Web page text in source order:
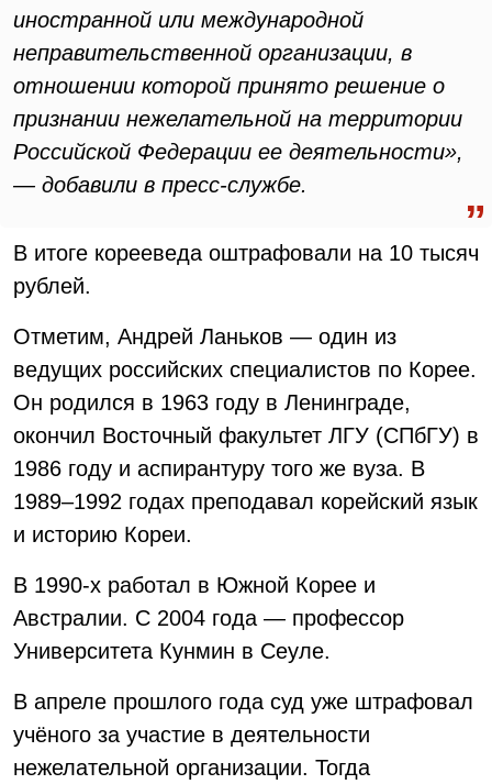
иностранной или международной
неправительственной организации, в
отношении которой принято решение о
признании нежелательной на территории
Российской Федерации ее деятельности»,
— добавили в пресс-службе.
В итоге корееведа оштрафовали на 10 тысяч
рублей.
Отметим, Андрей Ланьков — один из
ведущих российских специалистов по Корее.
Он родился в 1963 году в Ленинграде,
окончил Восточный факультет ЛГУ (СПбГУ) в
1986 году и аспирантуру того же вуза. В
1989–1992 годах преподавал корейский язык
и историю Кореи.
В 1990-х работал в Южной Корее и
Австралии. С 2004 года — профессор
Университета Кунмин в Сеуле.
В апреле прошлого года суд уже штрафовал
учёного за участие в деятельности
нежелательной организации. Тогда